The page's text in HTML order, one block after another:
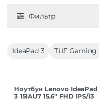
Фильтр
IdeaPad 3 TUF Gaming
Ноутбук Lenovo IdeaPad
3 15IAU7 15,6″ FHD IPS/i3